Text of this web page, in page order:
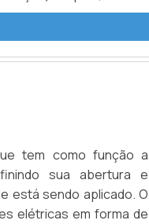
para funcionamento
uma válvula.
tem como função a
sua abertura e
está sendo aplicado. O
elétricas em forma de